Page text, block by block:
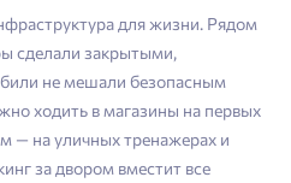
для жизни. Рядом
сделали закрытыми,
не мешали безопасным
ходить в магазины на первых
— на уличных тренажерах и
за двором вместит все
данных